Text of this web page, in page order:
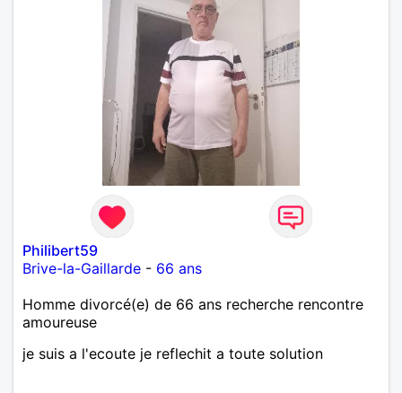
Philibert59
Brive-la-Gaillarde - 66 ans
Homme divorcé(e) de 66 ans recherche rencontre
amoureuse
je suis a l'ecoute je reflechit a toute solution